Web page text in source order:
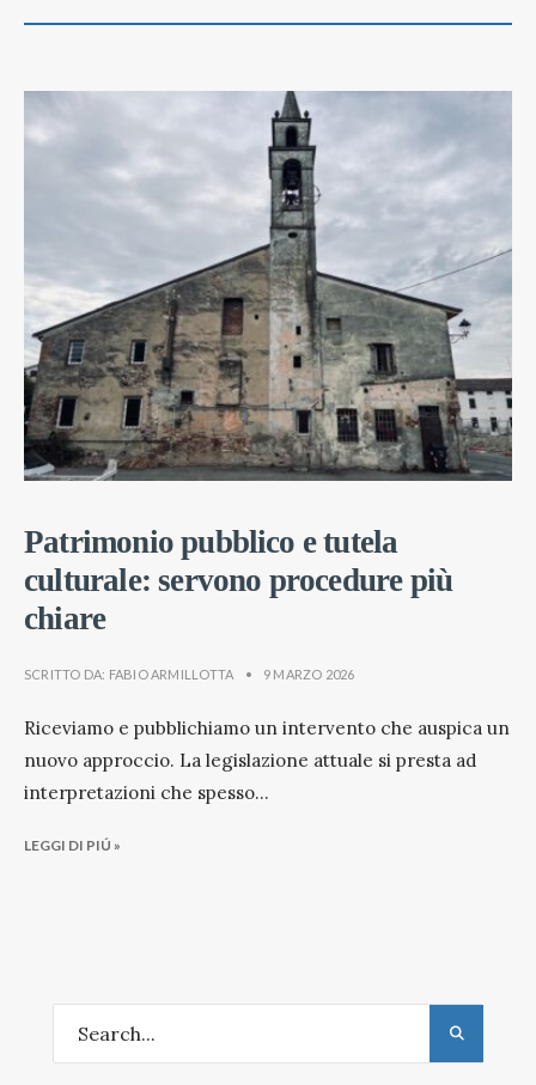
Patrimonio pubblico e tutela
culturale: servono procedure più
chiare
SCRITTO DA: FABIO ARMILLOTTA • 9 MARZO 2026
Riceviamo e pubblichiamo un intervento che auspica un
nuovo approccio. La legislazione attuale si presta ad
interpretazioni che spesso...
LEGGI DI PIÚ »